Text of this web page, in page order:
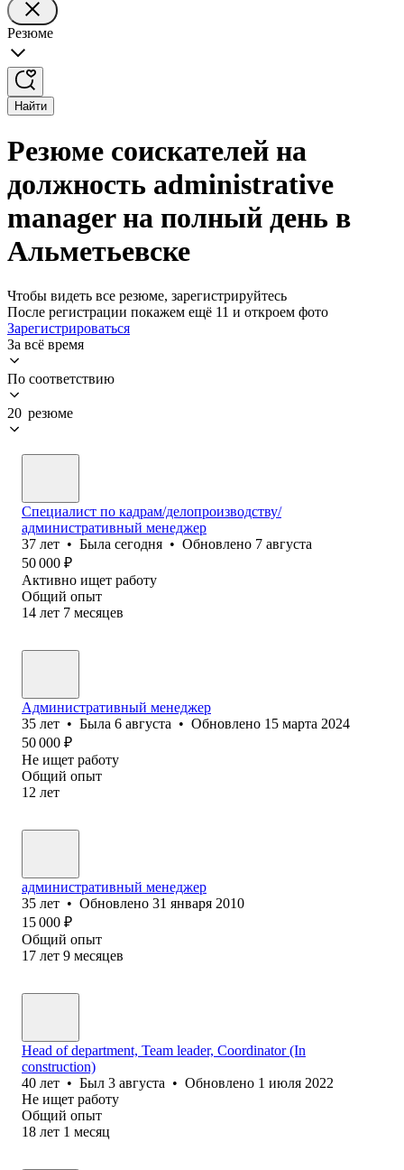
Резюме
Найти
Резюме соискателей на
должность administrative
manager на полный день в
Альметьевске
Чтобы видеть все резюме, зарегистрируйтесь
После регистрации покажем ещё 11 и откроем фото
Зарегистрироваться
За всё время
По соответствию
20 резюме
Специалист по кадрам/делопроизводству/
административный менеджер
37 лет • Была сегодня • Обновлено 7 августа
50 000 ₽
Активно ищет работу
Общий опыт
14 лет 7 месяцев
Административный менеджер
35 лет • Была 6 августа • Обновлено 15 марта 2024
50 000 ₽
Не ищет работу
Общий опыт
12 лет
административный менеджер
35 лет • Обновлено 31 января 2010
15 000 ₽
Общий опыт
17 лет 9 месяцев
Head of department, Team leader, Coordinator (In
construction)
40 лет • Был 3 августа • Обновлено 1 июля 2022
Не ищет работу
Общий опыт
18 лет 1 месяц